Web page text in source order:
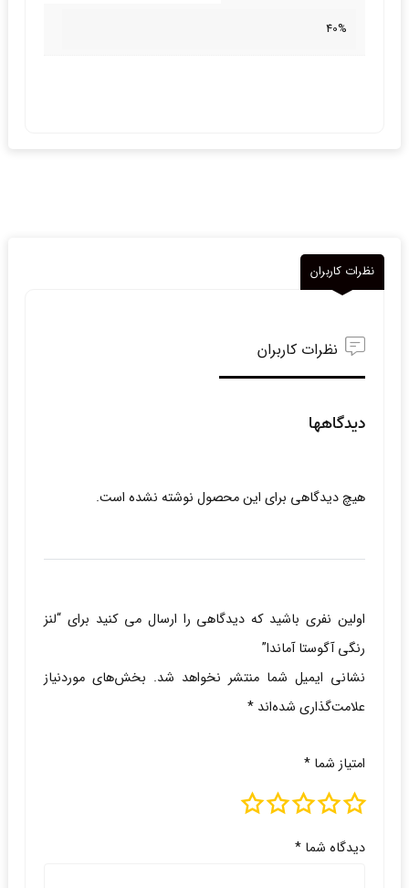
40%
نظرات کاربران
نظرات کاربران
دیدگاهها
هیچ دیدگاهی برای این محصول نوشته نشده است.
اولین نفری باشید که دیدگاهی را ارسال می کنید برای “لنز
رنگی آگوستا آماندا”
نشانی ایمیل شما منتشر نخواهد شد. بخش‌های موردنیاز
علامت‌گذاری شده‌اند *
امتیاز شما *
دیدگاه شما *